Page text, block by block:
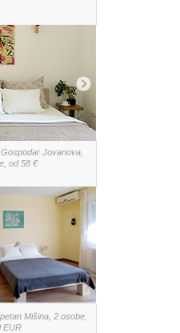
Gospodar Jovanova,
od 58 €
Mišina, 2 osobe,
EUR